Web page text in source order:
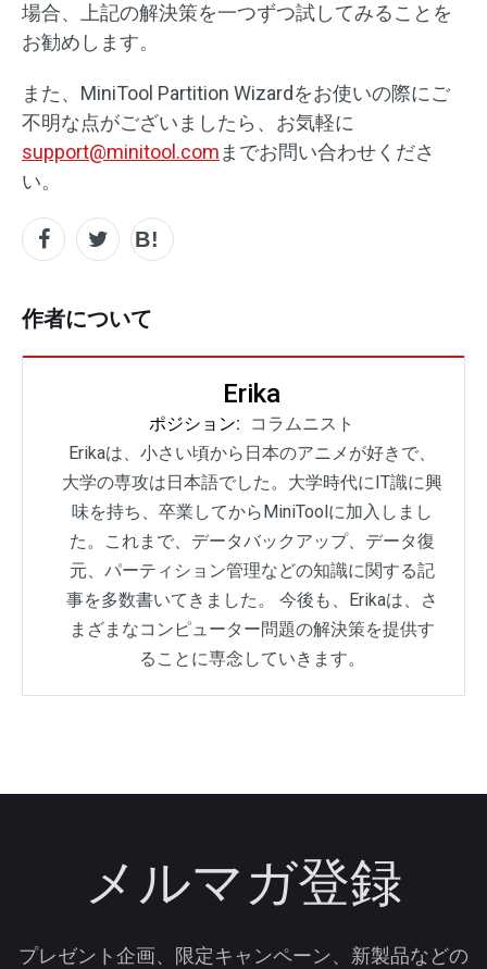
場合、上記の解決策を一つずつ試してみることを
お勧めします。
また、MiniTool Partition Wizardをお使いの際にご
不明な点がございましたら、お気軽に
support@minitool.comまでお問い合わせくださ
い。
作者について
Erika
ポジション:
コラムニスト
Erikaは、小さい頃から日本のアニメが好きで、
大学の専攻は日本語でした。大学時代にIT識に興
味を持ち、卒業してからMiniToolに加入しまし
た。これまで、データバックアップ、データ復
元、パーティション管理などの知識に関する記
事を多数書いてきました。 今後も、Erikaは、さ
まざまなコンピューター問題の解決策を提供す
ることに専念していきます。
メルマガ登録
プレゼント企画、限定キャンペーン、新製品などの